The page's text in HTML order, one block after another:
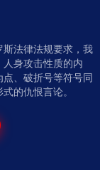
法律法规要求，我
身攻击性质的内
、破折号等符号同
的仇恨言论。